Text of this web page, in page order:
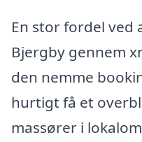
En stor fordel ved
Bjergby gennem
den nemme
hurtigt få et
massører i